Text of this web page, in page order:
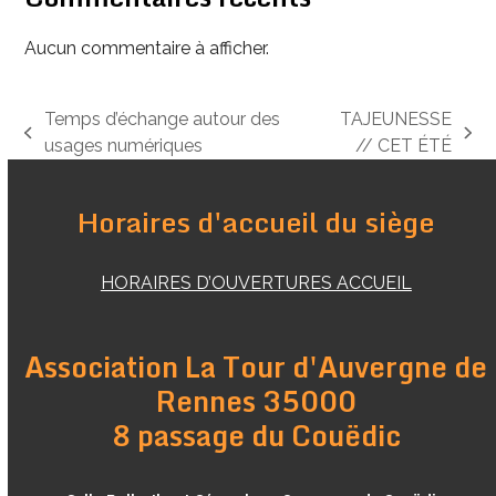
Aucun commentaire à afficher.
previous
Temps d’échange autour des
usages numériques
TAJEUNESSE
// CET ÉTÉ
Horaires d'accueil du siège
HORAIRES D’OUVERTURES ACCUEIL
Association La Tour d'Auvergne de
Rennes 35000
8 passage du Couëdic